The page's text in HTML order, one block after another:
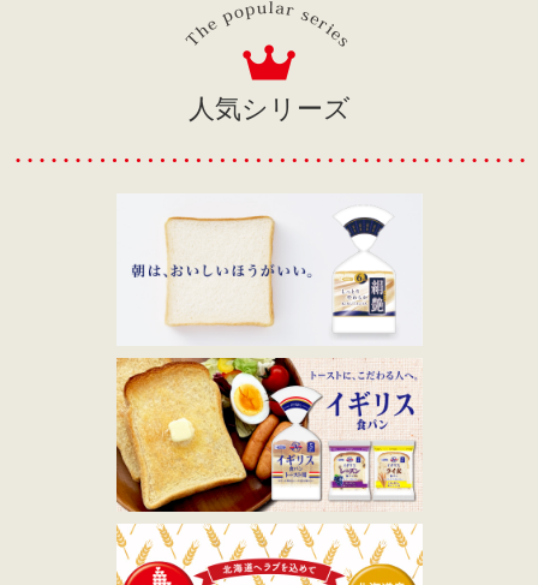
人気シリーズ